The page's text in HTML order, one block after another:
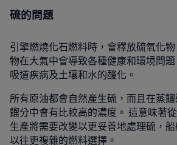
硫的問題
引擎燃燒化石燃料時，會釋放硫氧化
物在大氣中會導致各種健康和環境問
吸道疾病及土壤和水的酸化。
所有原油都會自然產生硫，而且在蒸
餾分中會有比較高的濃度。 這意味著
生產將需要改變以更妥善地處理硫，
以往更複雜的燃料選擇。